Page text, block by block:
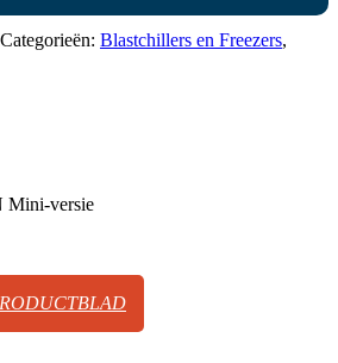
Categorieën: Blastchillers en Freezers,
Mini-versie